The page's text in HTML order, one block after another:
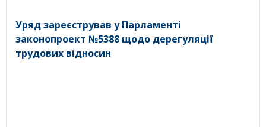
Уряд зареєстрував у Парламенті
законопроект №5388 щодо дерегуляції
трудових відносин